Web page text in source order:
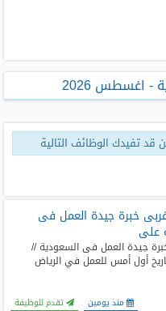
اغسطس 2026
تفيدك الوظائف التالية
خبرة جيدة العمل فى
على
جيدة العمل فى السعودية //
أول أمس للعمل في الرياض
منذ يومين تقدم للوظيفة